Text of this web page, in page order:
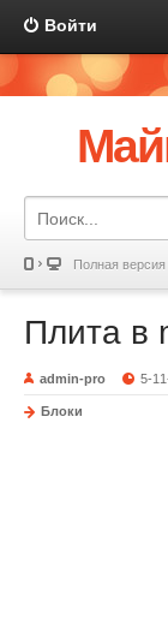
Войти
Полная версия
Плита в
admin-pro 5-
Блоки